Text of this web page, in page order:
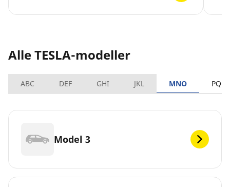
Alle TESLA-modeller
ABC DEF GHI JKL MNO PQRS
Model 3